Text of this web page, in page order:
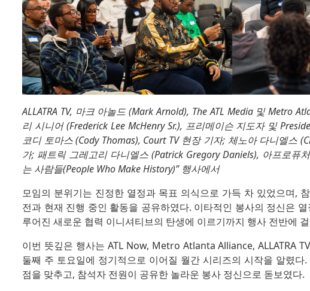
ALLATRA TV, 마크 아놀드 (Mark Arnold), The ATL Media 및 Metro
리 시니어 (Frederick Lee McHenry Sr.), 프리메이슨 지도자 및
코디 토마스 (Cody Thomas), Court TV 현장 기자; 체노아 다니엘스
가; 패트릭 그레고리 다니엘스 (Patrick Gregory Daniels), 아프로퓨
는 사람들(People Who Make History)” 행사에서
모임의 분위기는 진정한 열정과 목표 의식으로 가득 차 있었으며,
전과 현재 진행 중인 활동을 공유하였다. 이타적인 봉사의 정신은
루어진 새로운 협력 이니셔티브의 탄생에 이르기까지 행사 전반에
이번 뜻깊은 행사는 ATL Now, Metro Atlanta Alliance, ALLATRA
둘째 주 토요일에 정기적으로 이어질 월간 시리즈의 시작을 알렸
점을 맞추고, 참석자 전원이 공유한 놀라운 봉사 정신으로 돋보였다.